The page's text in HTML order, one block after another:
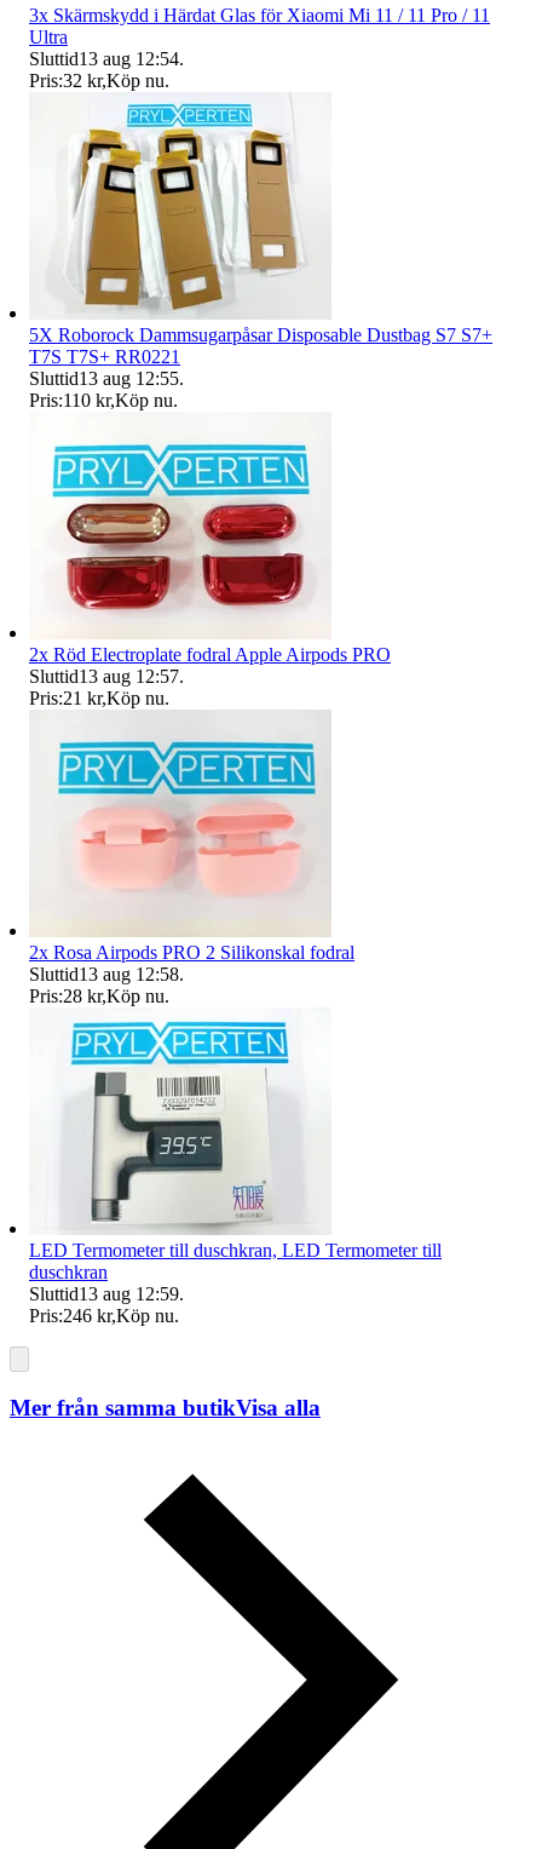
3x Skärmskydd i Härdat Glas för Xiaomi Mi 11 / 11 Pro / 11
Ultra
Sluttid13 aug 12:54.
Pris:32 kr,Köp nu.
5X Roborock Dammsugarpåsar Disposable Dustbag S7 S7+
T7S T7S+ RR0221
Sluttid13 aug 12:55.
Pris:110 kr,Köp nu.
2x Röd Electroplate fodral Apple Airpods PRO
Sluttid13 aug 12:57.
Pris:21 kr,Köp nu.
2x Rosa Airpods PRO 2 Silikonskal fodral
Sluttid13 aug 12:58.
Pris:28 kr,Köp nu.
LED Termometer till duschkran, LED Termometer till
duschkran
Sluttid13 aug 12:59.
Pris:246 kr,Köp nu.
Mer från samma butikVisa alla